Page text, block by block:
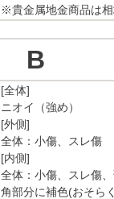
※貴金属地金商品は相
B
[全体]
ニオイ（強め）
[外側]
全体：小傷、スレ傷
[内側]
全体：小傷、スレ傷
角部分に補色(おそら